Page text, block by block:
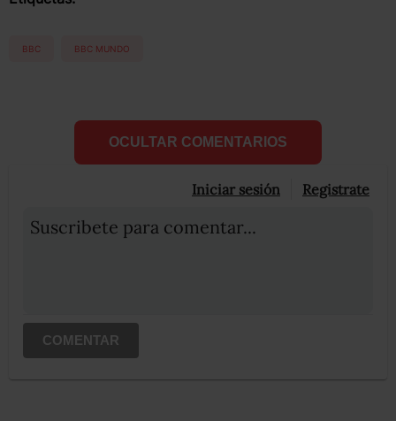
BBC BBC MUNDO
OCULTAR COMENTARIOS
Iniciar sesión Registrate
Suscribete para comentar...
COMENTAR